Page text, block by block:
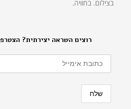
רוצים השראה יצירתית?
בצילום. בחוויה.